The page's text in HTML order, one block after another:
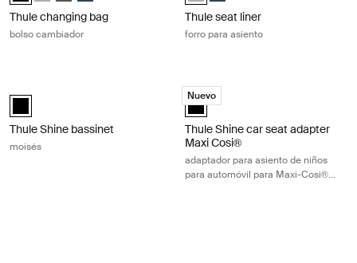
Thule changing bag
bolso cambiador
Thule seat liner
forro para asiento
Thule Shine bassinet Negro (selected)
Thule Shine bassinet
moisés
Thule Shine car seat adapter
Nuevo
Thule Shine car seat adapter
Thule Shine car seat adapter
Maxi Cosi®
adaptador para asiento de niños
para automóvil para Maxi-Cosi®